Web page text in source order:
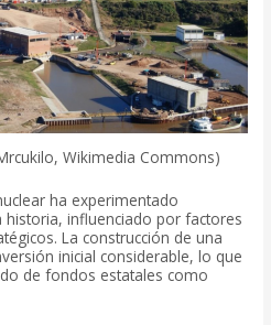
Wikimedia Commons)
ha experimentado
influenciado por factores
La construcción de una
inicial considerable, lo que
de fondos estatales como